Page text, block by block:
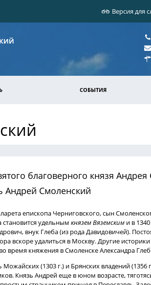
Версия для
СОБЫТИЯ
благоверного князя
Андрей Смоленский
епископа Черниговского, сын
удельным князем Вяземским и в
внук Глеба (из рода Давидовичей).
вскоре удалиться в Москву. Другие
княжения в Смоленске Александра
(1303 г.) и Брянских владений (1356
Князь Андрей еще в юном возрасте,